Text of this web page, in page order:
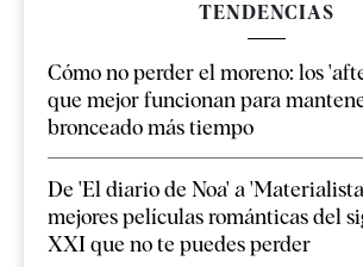
TENDENCIAS
Cómo no perder el moreno: los
que mejor funcionan para
bronceado más tiempo
De 'El diario de Noa' a
mejores películas románticas del
XXI que no te puedes perder